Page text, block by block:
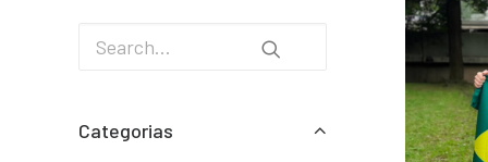
Categorias